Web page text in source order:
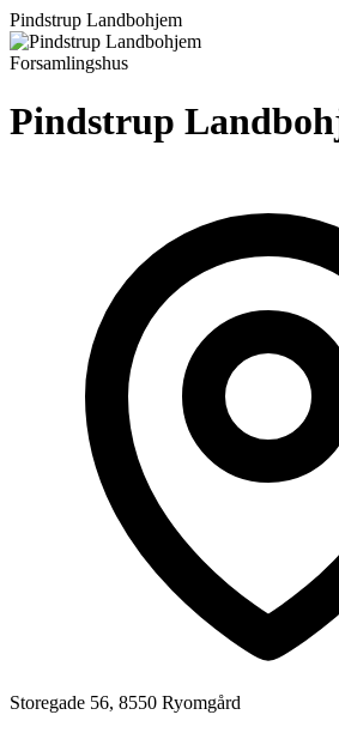
Pindstrup Landbohjem
Forsamlingshus
Pindstrup
Storegade 56, 8550 Ryomgård